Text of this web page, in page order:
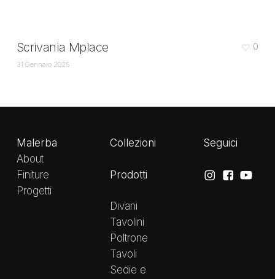
Scrivania Mplace
31 Gennaio 2025
0
Malerba
About
Finiture
Progetti
Collezioni
Prodotti
Divani
Tavolini
Poltrone
Tavoli
Sedie e
Seguici